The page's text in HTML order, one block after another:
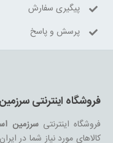
پیگیری سفارش
پرسش و پاسخ
فروشگاه اینترنتی
فروشگاه اینترنتیسرزمین
کالاهای مورد نیاز شما در